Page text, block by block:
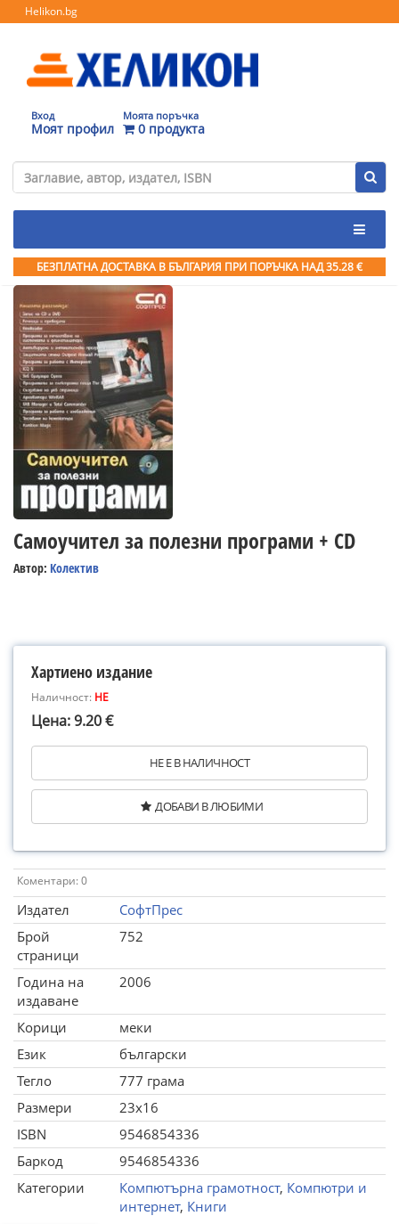
Helikon.bg
Вход
Моят профил
Моята поръчка
0 продукта
БЕЗПЛАТНА ДОСТАВКА В БЪЛГАРИЯ ПРИ ПОРЪЧКА НАД 35.28 €
Самоучител за полезни програми + CD
Автор: Колектив
Хартиено издание
Наличност: НЕ
Цена: 9.20 €
НЕ Е В НАЛИЧНОСТ
ДОБАВИ В ЛЮБИМИ
Коментари: 0
Издател
СофтПрес
Брой
страници
752
Година на
издаване
2006
Корици
меки
Език
български
Тегло
777 грама
Размери
23x16
ISBN
9546854336
Баркод
9546854336
Категории
Компютърна грамотност, Компютри и
интернет, Книги